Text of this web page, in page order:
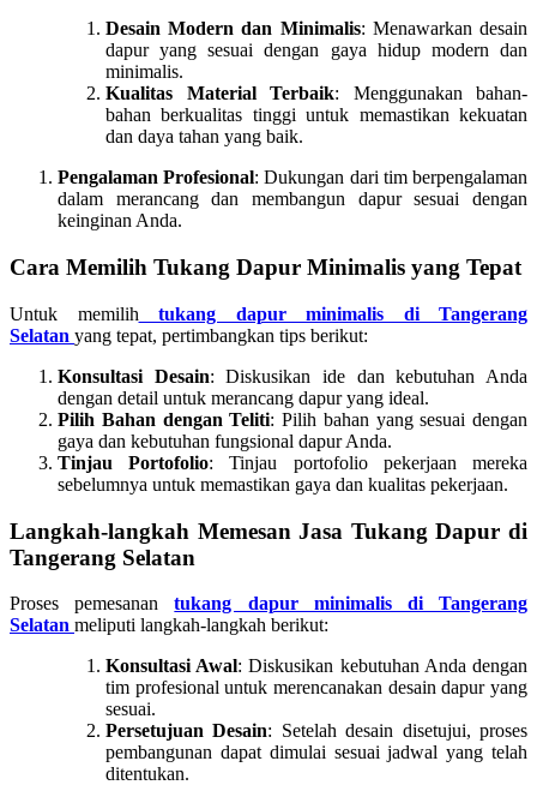
Desain Modern dan Minimalis: Menawarkan desain
dapur yang sesuai dengan gaya hidup modern dan
minimalis.
Kualitas Material Terbaik: Menggunakan bahan-
bahan berkualitas tinggi untuk memastikan kekuatan
dan daya tahan yang baik.
Pengalaman Profesional: Dukungan dari tim berpengalaman
dalam merancang dan membangun dapur sesuai dengan
keinginan Anda.
Cara Memilih Tukang Dapur Minimalis yang Tepat
Untuk memilih
tukang dapur minimalis di Tangerang
Selatan yang tepat, pertimbangkan tips berikut:
Konsultasi Desain: Diskusikan ide dan kebutuhan Anda
dengan detail untuk merancang dapur yang ideal.
Pilih Bahan dengan Teliti: Pilih bahan yang sesuai dengan
gaya dan kebutuhan fungsional dapur Anda.
Tinjau Portofolio: Tinjau portofolio pekerjaan mereka
sebelumnya untuk memastikan gaya dan kualitas pekerjaan.
Langkah-langkah Memesan Jasa Tukang Dapur di
Tangerang Selatan
Proses pemesanantukang dapur minimalis di Tangerang
Selatan meliputi langkah-langkah berikut:
Konsultasi Awal: Diskusikan kebutuhan Anda dengan
tim profesional untuk merencanakan desain dapur yang
sesuai.
Persetujuan Desain: Setelah desain disetujui, proses
pembangunan dapat dimulai sesuai jadwal yang telah
ditentukan.